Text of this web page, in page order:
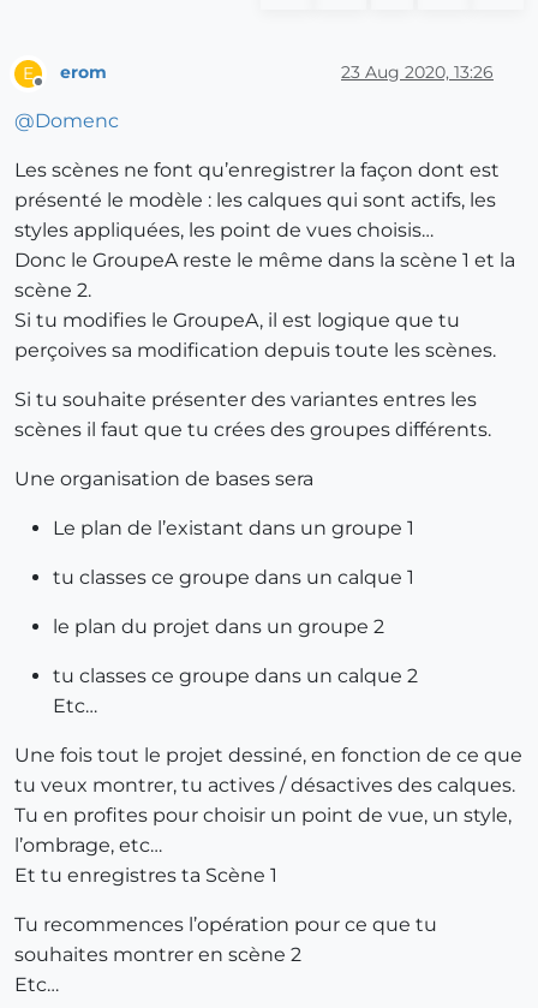
E
Offline
erom 23 Aug 2020, 13:26
@Domenc
Les scènes ne font qu’enregistrer la façon dont est
présenté le modèle : les calques qui sont actifs, les
styles appliquées, les point de vues choisis…
Donc le GroupeA reste le même dans la scène 1 et la
scène 2.
Si tu modifies le GroupeA, il est logique que tu
perçoives sa modification depuis toute les scènes.
Si tu souhaite présenter des variantes entres les
scènes il faut que tu crées des groupes différents.
Une organisation de bases sera
Le plan de l’existant dans un groupe 1
tu classes ce groupe dans un calque 1
le plan du projet dans un groupe 2
tu classes ce groupe dans un calque 2
Etc…
Une fois tout le projet dessiné, en fonction de ce que
tu veux montrer, tu actives / désactives des calques.
Tu en profites pour choisir un point de vue, un style,
l’ombrage, etc…
Et tu enregistres ta Scène 1
Tu recommences l’opération pour ce que tu
souhaites montrer en scène 2
Etc…